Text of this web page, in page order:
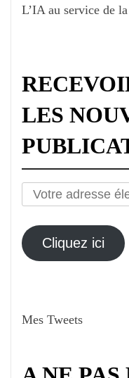
L’IA au service de
LES
Votre
électronique
Cliquez ici
Mes Tweets